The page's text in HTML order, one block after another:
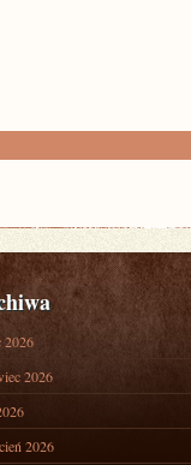
2026
2026
2026